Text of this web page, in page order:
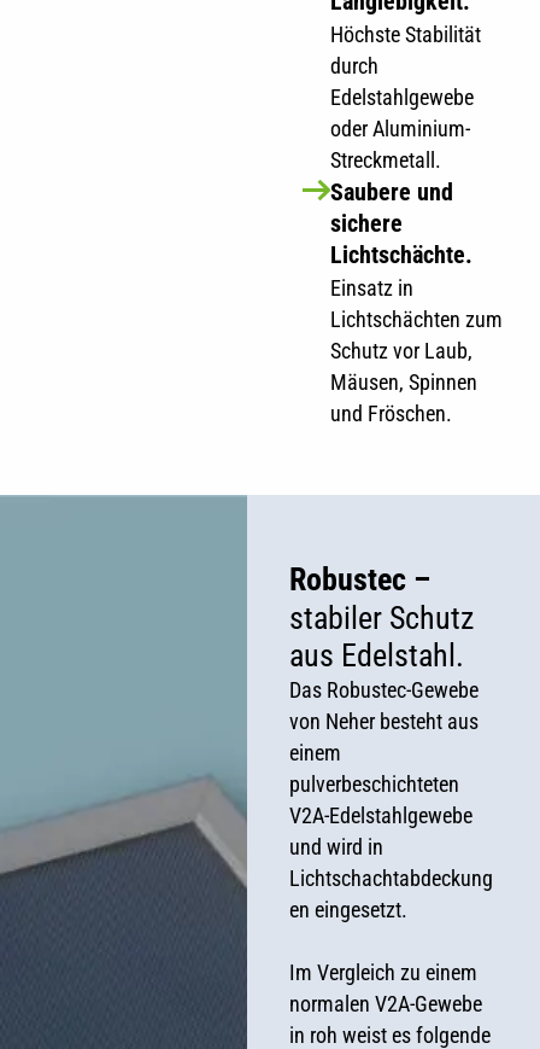
Höchste Stabilität
durch
Edelstahlgewebe
oder Aluminium-
Streckmetall.
Saubere und
sichere
Lichtschächte.
Einsatz in
Lichtschächten zum
Schutz vor Laub,
Mäusen, Spinnen
und Fröschen.
Robustec –
stabiler Schutz
aus Edelstahl.
Das Robustec-Gewebe
von Neher besteht aus
einem
pulverbeschichteten
V2A-Edelstahlgewebe
und wird in
Lichtschachtabdeckung
en eingesetzt.
Im Vergleich zu einem
normalen V2A-Gewebe
in roh weist es folgende